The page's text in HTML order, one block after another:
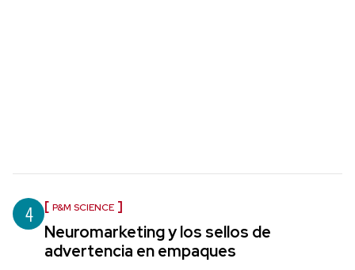
4 P&M SCIENCE
Neuromarketing y los sellos de
advertencia en empaques